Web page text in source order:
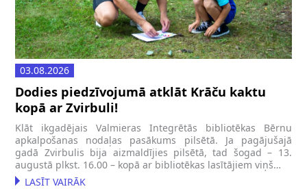
03.08.2026
Dodies piedzīvojumā atklāt Krāču kaktu
kopā ar Zvirbuli!
Klāt ikgadējais Valmieras Integrētās bibliotēkas Bērnu
apkalpošanas nodaļas pasākums pilsētā. Ja pagājušajā
gadā Zvirbulis bija aizmaldījies pilsētā, tad šogad – 13.
augustā plkst. 16.00 – kopā ar bibliotēkas lasītājiem viņš…
LASĪT VAIRĀK